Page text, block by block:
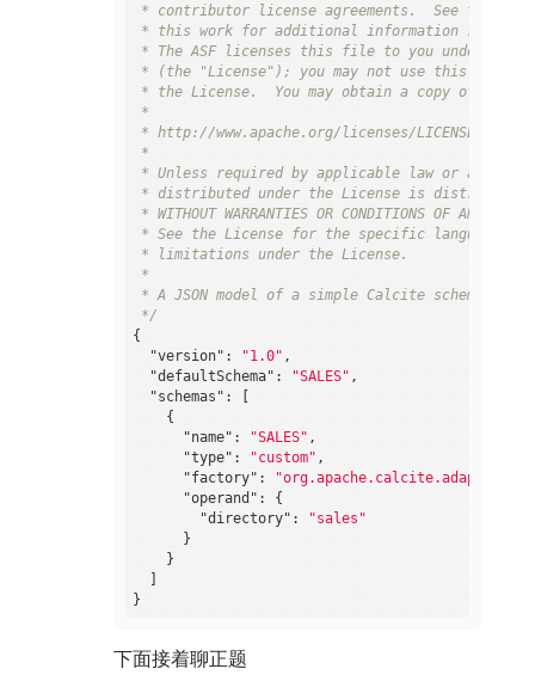
* contributor license agreements.  See the
* this work for additional information
* The ASF licenses this file to you under the
* (the "License"); you may not use this file
* the License.  You may obtain a copy of the
*
* http://www.apache.org/licenses/LICENSE-2.0
*
* Unless required by applicable law or
* distributed under the License is distributed
* WITHOUT WARRANTIES OR CONDITIONS OF
* See the License for the specific language
* limitations under the License.
*
* A JSON model of a simple Calcite schema.
*/
{
"version" : "1.0" ,
"defaultSchema" : "SALES" ,
"schemas" : [
    {
"name" : "SALES" ,
"type" : "custom" ,
"factory" :
"operand" : {
"directory" :
"sales"
      }
    }
  ]
下面接着聊正题